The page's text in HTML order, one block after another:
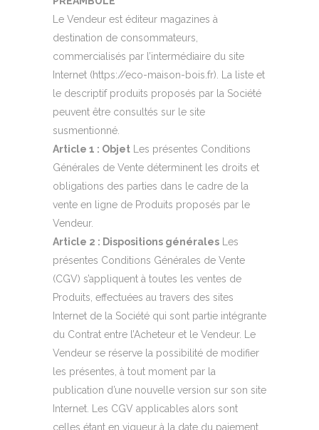
Le Vendeur est éditeur magazines à
destination de consommateurs,
commercialisés par l’intermédiaire du site
Internet (https://eco-maison-bois.fr). La liste et
le descriptif produits proposés par la Société
peuvent être consultés sur le site
susmentionné.
Article 1 : Objet Les présentes Conditions
Générales de Vente déterminent les droits et
obligations des parties dans le cadre de la
vente en ligne de Produits proposés par le
Vendeur.
Article 2 : Dispositions générales Les
présentes Conditions Générales de Vente
(CGV) s’appliquent à toutes les ventes de
Produits, effectuées au travers des sites
Internet de la Société qui sont partie intégrante
du Contrat entre l’Acheteur et le Vendeur. Le
Vendeur se réserve la possibilité de modifier
les présentes, à tout moment par la
publication d’une nouvelle version sur son site
Internet. Les CGV applicables alors sont
celles étant en vigueur à la date du paiement